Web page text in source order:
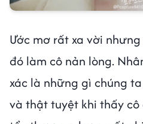
Ước mơ rất xa vời
đó làm cô nản lòng.
xác là những gì chúng
và thật tuyệt khi thấy